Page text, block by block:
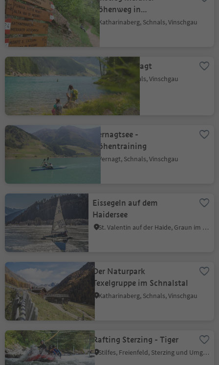
Höhenweg in
Katharinaberg
Katharinaberg, Schnals, Vinschgau
Stausee Vernagt
Vernagt, Schnals, Vinschgau
Vernagtsee -
Höhentraining
Vernagt, Schnals, Vinschgau
Eissegeln auf dem
Haidersee
St. Valentin auf der Haide, Graun im Vinschgau, Vinschgau
Der Naturpark
Texelgruppe im Schnalstal
Katharinaberg, Schnals, Vinschgau
Rafting Sterzing - Tiger
Stilfes, Freienfeld, Sterzing und Umgebung